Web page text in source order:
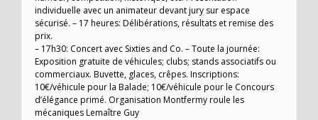
individuelle avec un animateur devant jury sur espace
sécurisé. – 17 heures: Délibérations, résultats et remise des
prix.
– 17h30: Concert avec Sixties and Co. – Toute la journée:
Exposition gratuite de véhicules; clubs; stands associatifs ou
commerciaux. Buvette, glaces, crêpes. Inscriptions:
10€/véhicule pour la Balade; 10€/véhicule pour le Concours
d’élégance primé. Organisation Montfermy roule les
mécaniques Lemaître Guy